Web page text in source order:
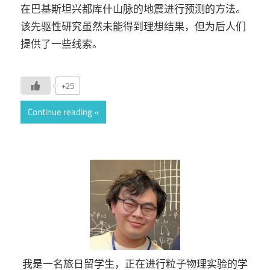
在巴基斯坦兴都库什山脉的地震进行预测的方法。
该先驱性研究虽然未能得到理想结果，但为后人们
提供了一些线索。
+25
Continue reading
我是一名旅日留学生，正在进行粒子物理实验的学